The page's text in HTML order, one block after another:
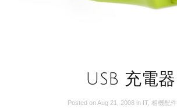
USB 充電器
Posted onAug 21, 2008 in IT, 相機配件